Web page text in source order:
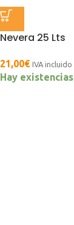
Nevera 25 Lts
21,00€ IVA incluido
Hay existencias